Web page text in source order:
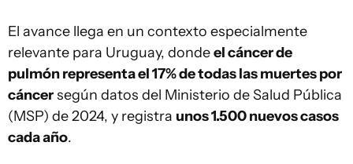
El avance llega en un contexto especialmente
relevante para Uruguay, dondeel cáncer de
pulmón representa el 17% de todas las muertes por
cáncersegún datos del Ministerio de Salud Pública
(MSP) de 2024, y registra unos 1.500 nuevos casos
cada año.